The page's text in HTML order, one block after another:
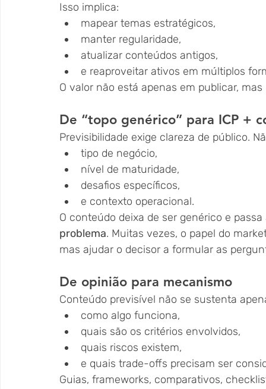
Isso implica:
mapear temas estratégicos,
manter regularidade,
atualizar conteúdos antigos,
e reaproveitar ativos em múltiplos
O valor não está apenas em publicar,
De “topo genérico” para ICP +
Previsibilidade exige clareza de público.
tipo de negócio,
nível de maturidade,
desafios específicos,
e contexto operacional.
O conteúdo deixa de ser genérico e
problema. Muitas vezes, o papel do
mas ajudar o decisor a formular as
De opinião para mecanismo
Conteúdo previsível não se sustenta
como algo funciona,
quais são os critérios envolvidos,
quais riscos existem,
e quais trade-offs precisam ser
Guias, frameworks, comparativos,